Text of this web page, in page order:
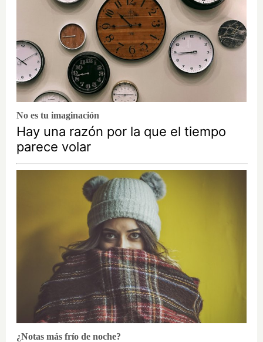
No es tu imaginación
Hay una razón por la que el tiempo
parece volar
¿Notas más frío de noche?